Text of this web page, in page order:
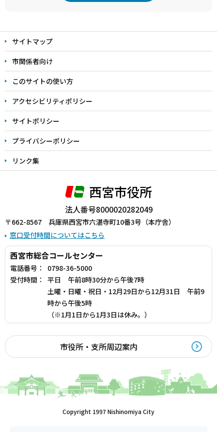
文
こ
こ
ま
で
サイトマップ
市関係者向け
このサイトの使い方
アクセシビリティポリシー
サイトポリシー
プライバシーポリシー
リンク集
西宮市役所
法人番号8000020282049
〒662-8567 兵庫県西宮市六湛寺町10番3号（本庁舎）
窓口受付時間についてはこちら
西宮市総合コールセンター
電話番号：
0798-36-5000
受付時間：
平日 午前8時30分から午後7時
土曜・日曜・祝日・12月29日から12月31日 午前9
時から午後5時
（※1月1日から1月3日は休み。）
市役所・支所周辺案内
Copyright 1997 Nishinomiya City